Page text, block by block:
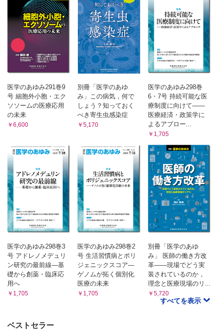
医学のあゆみ291巻9
号 細胞外小胞・エク
ソソームの医療応用
の未来
￥6,600
別冊「医学のあゆ
み」この病気，何で
しょう？知っておく
べき寄生虫感染症
￥5,170
医学のあゆみ298巻
6・7号 持続可能な医
療制度に向けて――
医療経済・政策学に
よるアプロー...
￥1,705
医学のあゆみ298巻3
号 アドレノメデュリ
ン研究の最前線―基
礎から創薬・臨床応
用へ
￥1,705
医学のあゆみ298巻2
号 生活習慣病とポリ
ジェニックスコア―
ゲノムが拓く個別化
医療の未来
￥1,705
別冊「医学のあゆ
み」 医師の働き方改
革――現場でどう実
装されているのか，
理念と医療現場のリ...
￥5,720
すべてを表示
ベストセラー